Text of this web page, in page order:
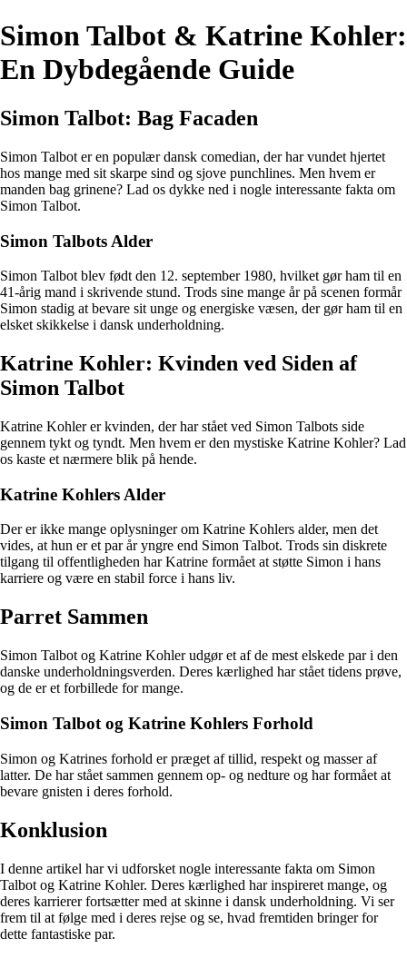
Simon Talbot & Katrine Kohler:
En Dybdegående Guide
Simon Talbot: Bag Facaden
Simon Talbot er en populær dansk comedian, der har vundet hjertet
hos mange med sit skarpe sind og sjove punchlines. Men hvem er
manden bag grinene? Lad os dykke ned i nogle interessante fakta om
Simon Talbot.
Simon Talbots Alder
Simon Talbot blev født den 12. september 1980, hvilket gør ham til en
41-årig mand i skrivende stund. Trods sine mange år på scenen formår
Simon stadig at bevare sit unge og energiske væsen, der gør ham til en
elsket skikkelse i dansk underholdning.
Katrine Kohler: Kvinden ved Siden af
Simon Talbot
Katrine Kohler er kvinden, der har stået ved Simon Talbots side
gennem tykt og tyndt. Men hvem er den mystiske Katrine Kohler? Lad
os kaste et nærmere blik på hende.
Katrine Kohlers Alder
Der er ikke mange oplysninger om Katrine Kohlers alder, men det
vides, at hun er et par år yngre end Simon Talbot. Trods sin diskrete
tilgang til offentligheden har Katrine formået at støtte Simon i hans
karriere og være en stabil force i hans liv.
Parret Sammen
Simon Talbot og Katrine Kohler udgør et af de mest elskede par i den
danske underholdningsverden. Deres kærlighed har stået tidens prøve,
og de er et forbillede for mange.
Simon Talbot og Katrine Kohlers Forhold
Simon og Katrines forhold er præget af tillid, respekt og masser af
latter. De har stået sammen gennem op- og nedture og har formået at
bevare gnisten i deres forhold.
Konklusion
I denne artikel har vi udforsket nogle interessante fakta om Simon
Talbot og Katrine Kohler. Deres kærlighed har inspireret mange, og
deres karrierer fortsætter med at skinne i dansk underholdning. Vi ser
frem til at følge med i deres rejse og se, hvad fremtiden bringer for
dette fantastiske par.